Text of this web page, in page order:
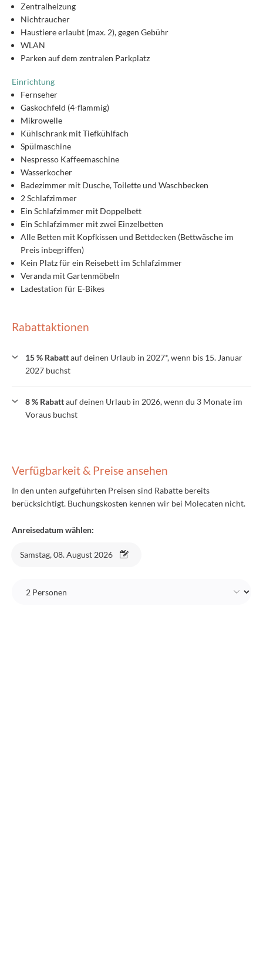
Zentralheizung
Nichtraucher
Haustiere erlaubt (max. 2), gegen Gebühr
WLAN
Parken auf dem zentralen Parkplatz
Einrichtung
Fernseher
Gaskochfeld (4-flammig)
Mikrowelle
Kühlschrank mit Tiefkühlfach
Spülmaschine
Nespresso Kaffeemaschine
Wasserkocher
Badezimmer mit Dusche, Toilette und Waschbecken
2 Schlafzimmer
Ein Schlafzimmer mit Doppelbett
Ein Schlafzimmer mit zwei Einzelbetten
Alle Betten mit Kopfkissen und Bettdecken (Bettwäsche im
Preis inbegriffen)
Kein Platz für ein Reisebett im Schlafzimmer
Veranda mit Gartenmöbeln
Ladestation für E-Bikes
Rabattaktionen
15 % Rabattauf deinen Urlaub in 2027*, wenn bis 15. Januar
2027 buchst
8 % Rabattauf deinen Urlaub in 2026, wenn du 3 Monate im
Voraus buchst
Verfügbarkeit & Preise ansehen
In den unten aufgeführten Preisen sind Rabatte bereits
berücksichtigt. Buchungskosten kennen wir bei Molecaten nicht.
Anreisedatum wählen:
Samstag, 08. August 2026